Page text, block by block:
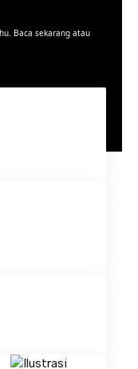
Baca sekarang atau